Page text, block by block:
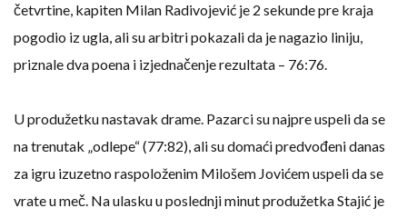
četvrtine, kapiten Milan Radivojević je 2 sekunde pre kraja
pogodio iz ugla, ali su arbitri pokazali da je nagazio liniju,
priznale dva poena i izjednačenje rezultata – 76:76.
U produžetku nastavak drame. Pazarci su najpre uspeli da se
na trenutak „odlepe“ (77:82), ali su domaći predvođeni danas
za igru izuzetno raspoloženim Milošem Jovićem uspeli da se
vrate u meč. Na ulasku u poslednji minut produžetka Stajić je